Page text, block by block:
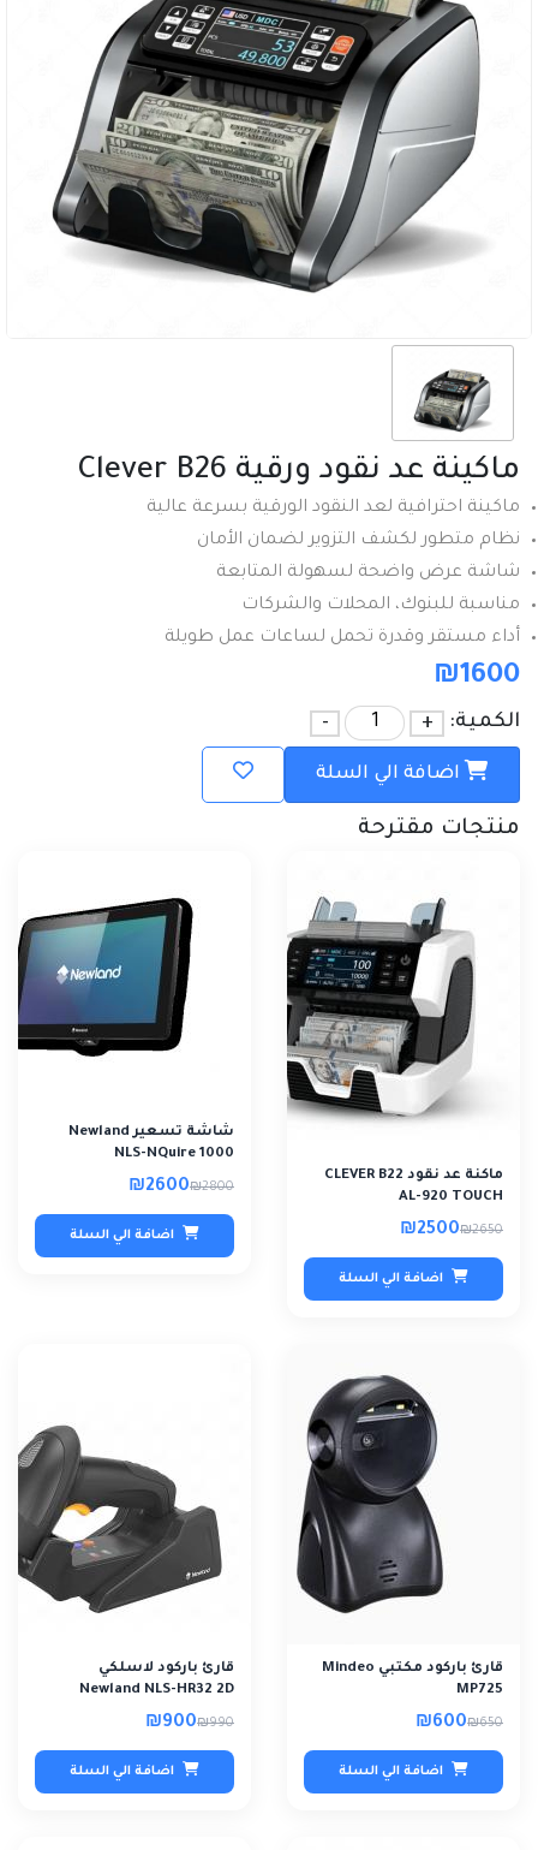
ماكينة عد نقود ورقية Clever B26
ماكينة احترافية لعد النقود الورقية بسرعة عالية
نظام متطور لكشف التزوير لضمان الأمان
شاشة عرض واضحة لسهولة المتابعة
مناسبة للبنوك، المحلات والشركات
أداء مستقر وقدرة تحمل لساعات عمل طويلة
₪1600
الكمية: +
-
اضافة الي السلة
منتجات مقترحة
ماكنة عد نقود CLEVER B22
AL-920 TOUCH
₪2650
₪2500
اضافة الي السلة
شاشة تسعير Newland
NLS-NQuire 1000
₪2800
₪2600
اضافة الي السلة
قارئ باركود مكتبي Mindeo
MP725
₪650
₪600
اضافة الي السلة
قارئ باركود لاسلكي
Newland NLS-HR32 2D
₪990
₪900
اضافة الي السلة